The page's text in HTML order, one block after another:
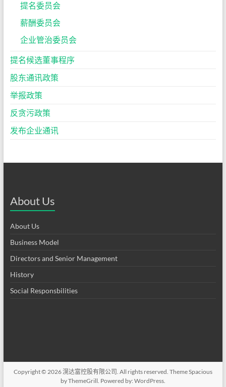
提名委员会
薪酬委员会
企业管治委员会
提名候选董事程序
股东通讯政策
举报政策
反贪污政策
发布企业通讯
About Us
About Us
Business Model
Directors and Senior Management
History
Social Responsbilities
Copyright © 2026滉达富控股有限公司. All rights reserved. ThemeSpacious
by ThemeGrill. Powered by: WordPress.